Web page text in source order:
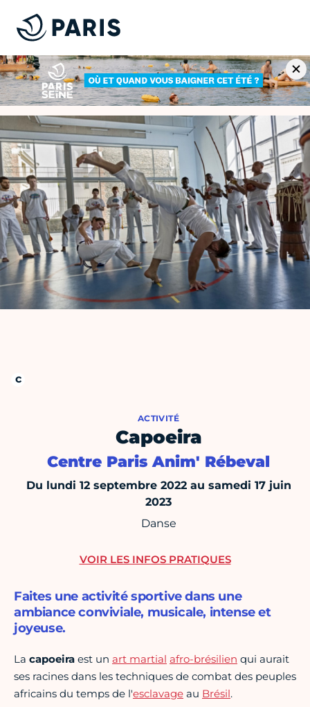
ACTIVITÉ
Capoeira
Centre Paris Anim' Rébeval
Du lundi 12 septembre 2022 au samedi 17 juin
2023
Danse
Faites une activité sportive dans une
ambiance conviviale, musicale, intense et
joyeuse.
La capoeira est un art martial afro-brésilien qui aurait
ses racines dans les techniques de combat des peuples
africains du temps de l'esclavage au Brésil.
VOIR LES INFOS PRATIQUES